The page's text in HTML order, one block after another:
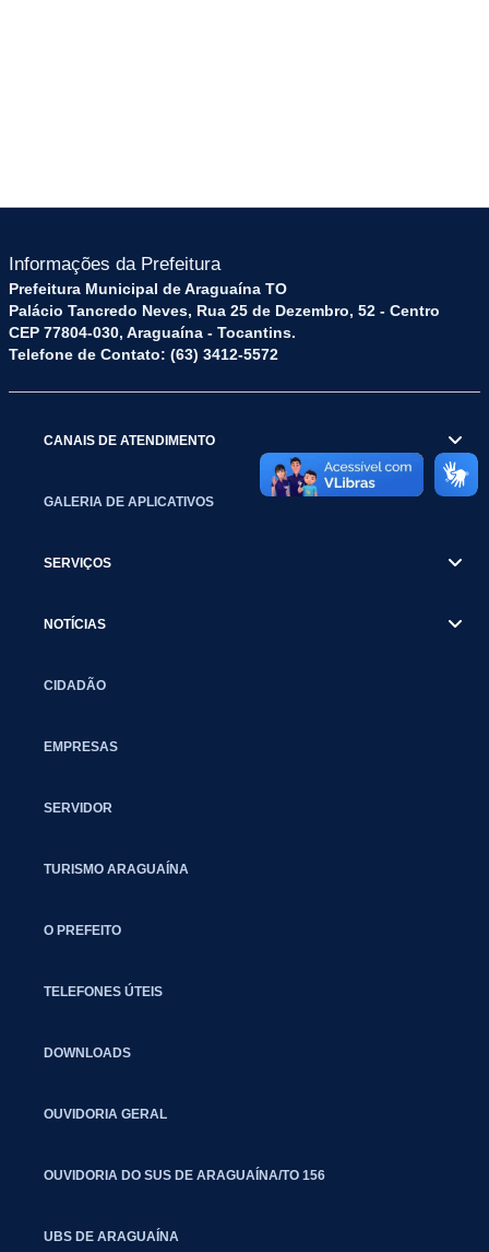
Informações da Prefeitura
Prefeitura Municipal de Araguaína TO
Palácio Tancredo Neves, Rua 25 de Dezembro, 52 - Centro
CEP 77804-030, Araguaína - Tocantins.
Telefone de Contato: (63) 3412-5572
CANAIS DE ATENDIMENTO
GALERIA DE APLICATIVOS
SERVIÇOS
NOTÍCIAS
CIDADÃO
EMPRESAS
SERVIDOR
TURISMO ARAGUAÍNA
O PREFEITO
TELEFONES ÚTEIS
DOWNLOADS
OUVIDORIA GERAL
OUVIDORIA DO SUS DE ARAGUAÍNA/TO 156
UBS DE ARAGUAÍNA